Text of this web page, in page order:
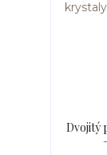
Dvojitý